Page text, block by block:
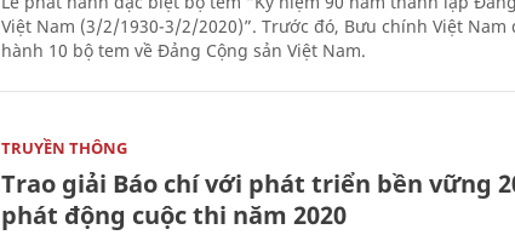
Việt Nam (3/2/1930-3/2/2020)”. Trước đó, Bưu chính Việt Nam
hành 10 bộ tem về Đảng Cộng sản Việt Nam.
TRUYỀN THÔNG
Trao giải Báo chí với phát triển bền vững
phát động cuộc thi năm 2020